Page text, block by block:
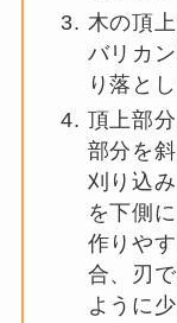
木の頂
バリカ
り落と
頂上部
部分を
刈り込
を下側
作りや
合、刃
ように